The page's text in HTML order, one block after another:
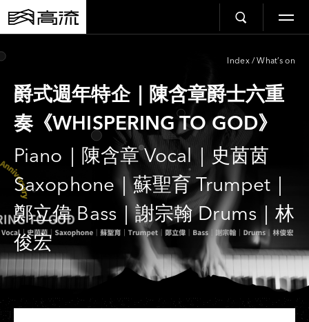
Index / What’s on
爵式週年特企｜陳含章爵士六重
奏《WHISPERING TO GOD》
Piano｜陳含章 Vocal｜史茵茵
Saxophone｜蘇聖育 Trumpet｜
鄭立偉 Bass｜謝宗翰 Drums｜林
俊宏